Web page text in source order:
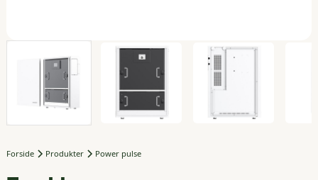
Forside Produkter Power pulse